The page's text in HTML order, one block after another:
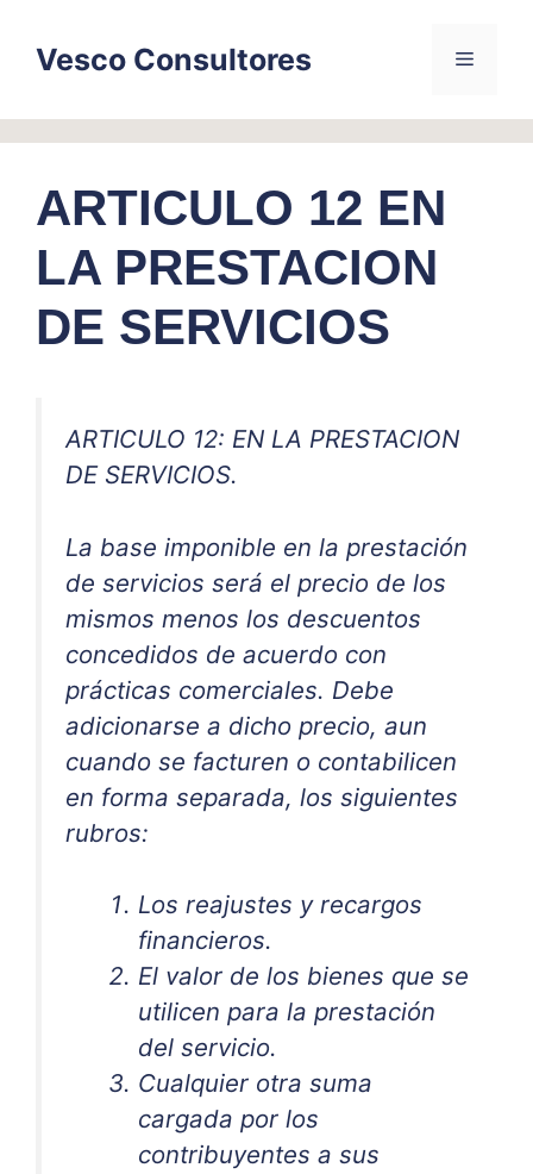
contentVesco Consultores Menu
ARTICULO 12 EN
LA PRESTACION
DE SERVICIOS
ARTICULO 12: EN LA PRESTACION
DE SERVICIOS.
La base imponible en la prestación
de servicios será el precio de los
mismos menos los descuentos
concedidos de acuerdo con
prácticas comerciales. Debe
adicionarse a dicho precio, aun
cuando se facturen o contabilicen
en forma separada, los siguientes
rubros:
Los reajustes y recargos
financieros.
El valor de los bienes que se
utilicen para la prestación
del servicio.
Cualquier otra suma
cargada por los
contribuyentes a sus